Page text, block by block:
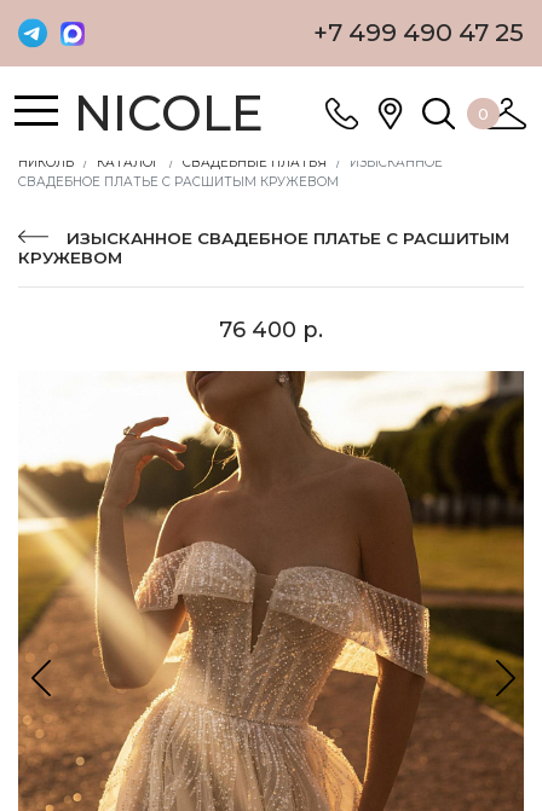
+7 499 490 47 25
NICOLE 0
НИКОЛЬ КАТАЛОГ СВАДЕБНЫЕ ПЛАТЬЯ
ИЗЫСКАННОЕ
СВАДЕБНОЕ ПЛАТЬЕ С РАСШИТЫМ КРУЖЕВОМ
ИЗЫСКАННОЕ СВАДЕБНОЕ ПЛАТЬЕ С РАСШИТЫМ
КРУЖЕВОМ
76 400 р.